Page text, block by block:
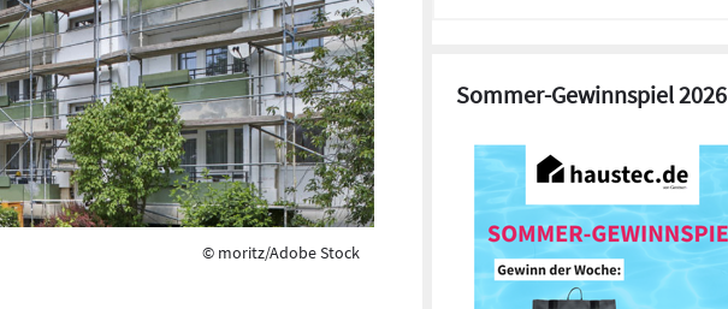
© moritz/Adobe Stock
Sommer-Gewinnspiel 2026